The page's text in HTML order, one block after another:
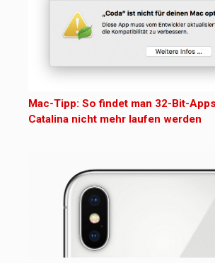
Mac-Tipp: So findet man 32-Bit-
Catalina nicht mehr laufen werden